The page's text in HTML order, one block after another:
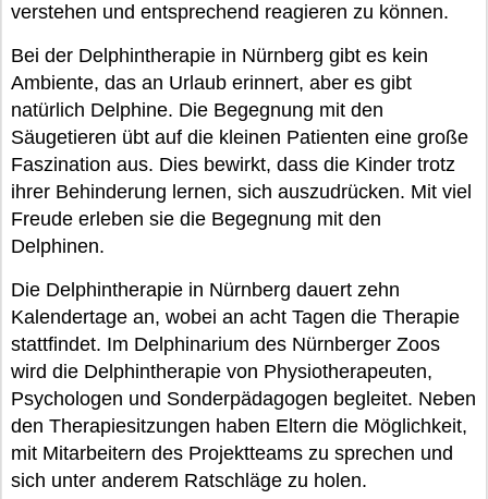
verstehen und entsprechend reagieren zu können.
Bei der Delphintherapie in Nürnberg gibt es kein
Ambiente, das an Urlaub erinnert, aber es gibt
natürlich Delphine. Die Begegnung mit den
Säugetieren übt auf die kleinen Patienten eine große
Faszination aus. Dies bewirkt, dass die Kinder trotz
ihrer Behinderung lernen, sich auszudrücken. Mit viel
Freude erleben sie die Begegnung mit den
Delphinen.
Die Delphintherapie in Nürnberg dauert zehn
Kalendertage an, wobei an acht Tagen die Therapie
stattfindet. Im Delphinarium des Nürnberger Zoos
wird die Delphintherapie von Physiotherapeuten,
Psychologen und Sonderpädagogen begleitet. Neben
den Therapiesitzungen haben Eltern die Möglichkeit,
mit Mitarbeitern des Projektteams zu sprechen und
sich unter anderem Ratschläge zu holen.